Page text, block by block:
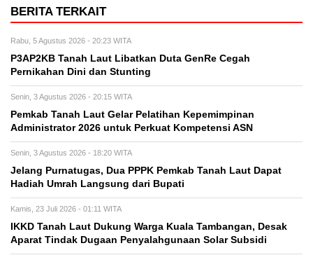
BERITA TERKAIT
Rabu, 5 Agustus 2026 - 20:23 WITA
P3AP2KB Tanah Laut Libatkan Duta GenRe Cegah
Pernikahan Dini dan Stunting
Senin, 3 Agustus 2026 - 20:15 WITA
Pemkab Tanah Laut Gelar Pelatihan Kepemimpinan
Administrator 2026 untuk Perkuat Kompetensi ASN
Senin, 3 Agustus 2026 - 18:20 WITA
Jelang Purnatugas, Dua PPPK Pemkab Tanah Laut Dapat
Hadiah Umrah Langsung dari Bupati
Kamis, 23 Juli 2026 - 01:11 WITA
IKKD Tanah Laut Dukung Warga Kuala Tambangan, Desak
Aparat Tindak Dugaan Penyalahgunaan Solar Subsidi